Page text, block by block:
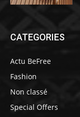
CATEGORIES
Actu BeFree
Fashion
Non classé
Special Offers